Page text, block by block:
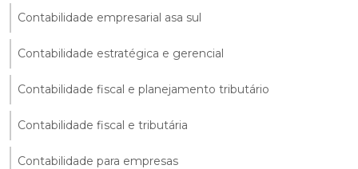
Contabilidade empresarial asa sul
Contabilidade estratégica e gerencial
Contabilidade fiscal e planejamento tributário
Contabilidade fiscal e tributária
Contabilidade para empresas